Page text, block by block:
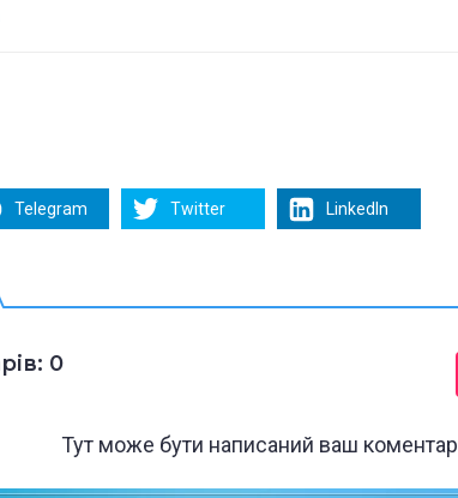
Telegram Twitter LinkedIn
0
Тут може бути написаний ваш коментар